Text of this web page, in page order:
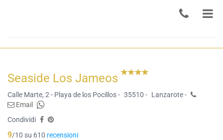
Seaside Los Jameos
Calle Marte, 2 - Playa de los Pocillos - 35510 - Lanzarote -
Email
Condividi
9/10 su 610 recensioni